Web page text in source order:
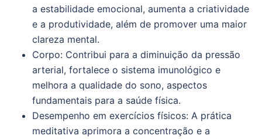
a estabilidade emocional, aumenta a criatividade
e a produtividade, além de promover uma maior
clareza mental.
Corpo: Contribui para a diminuição da pressão
arterial, fortalece o sistema imunológico e
melhora a qualidade do sono, aspectos
fundamentais para a saúde física.
Desempenho em exercícios físicos: A prática
meditativa aprimora a concentração e a